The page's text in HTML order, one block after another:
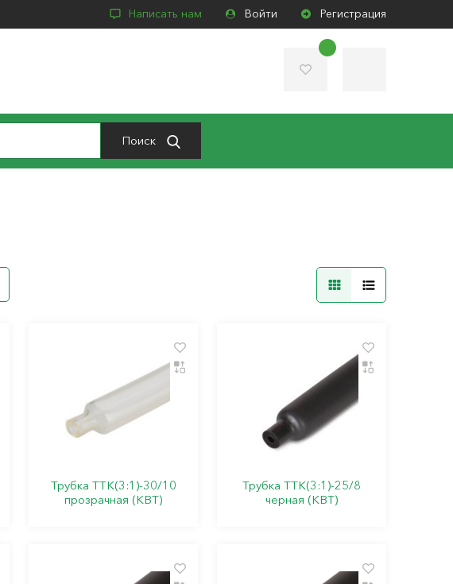
Написать нам Войти Регистрация
Поиск
Трубка ТТК(3:1)-30/10
прозрачная (КВТ)
Трубка ТТК(3:1)-25/8
черная (КВТ)